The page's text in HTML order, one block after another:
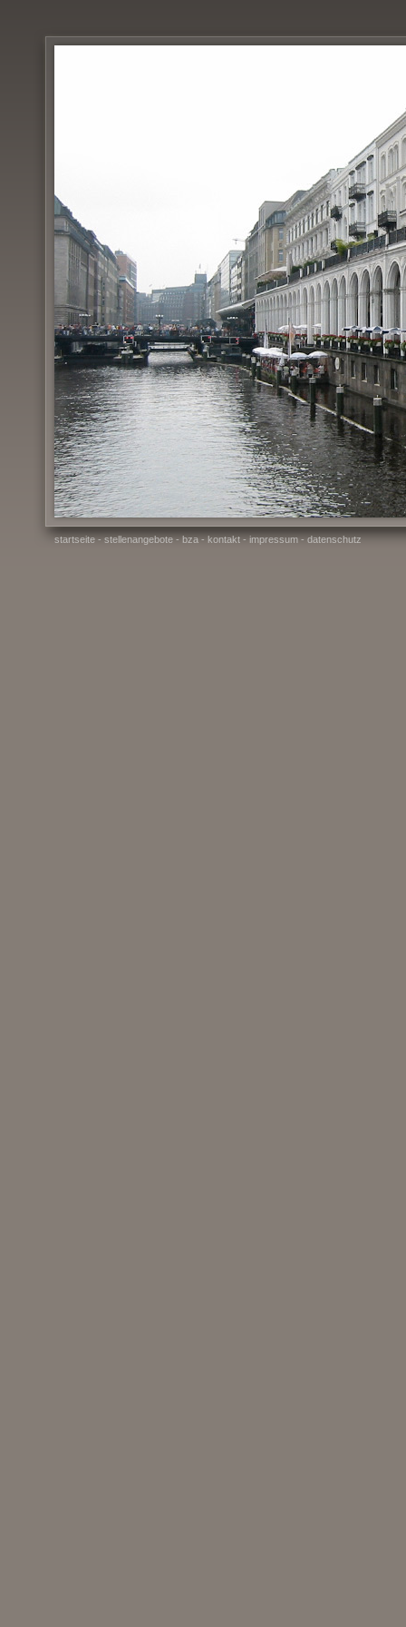
startseite - stellenangebote - bza - kontakt - impressum - datenschutz